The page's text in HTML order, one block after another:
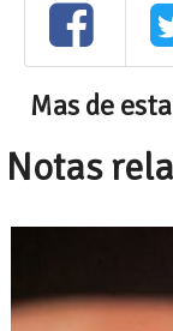
Mas de
Notas